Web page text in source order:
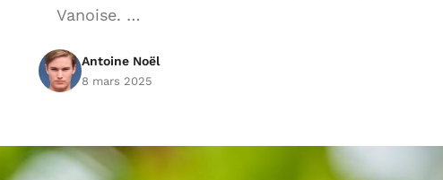
Vanoise. …
Antoine Noël
8 mars 2025